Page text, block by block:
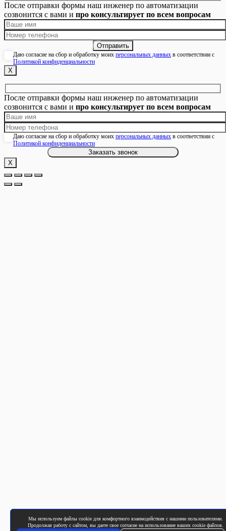
Мы используем файлы cookie для комфортного взаимодействия с нашими пользователями.
Продолжая работу с сайтом, вы даете свое согласие на использование ваших cookie файлов.
После отправки формы наш инженер по автоматизации
созвонится с вами и про консультирует по всем вопросам
Даю согласие на сбор и обработку моих персональных данных в соответствии с
Политикой конфиденциальности
Х
После отправки формы наш инженер по автоматизации
созвонится с вами и про консультирует по всем вопросам
Даю согласие на сбор и обработку моих персональных данных в соответствии с
Политикой конфиденциальности
Х